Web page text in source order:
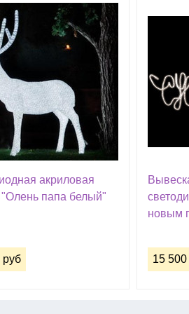
акриловая
папа белый"
руб
новым
15 500